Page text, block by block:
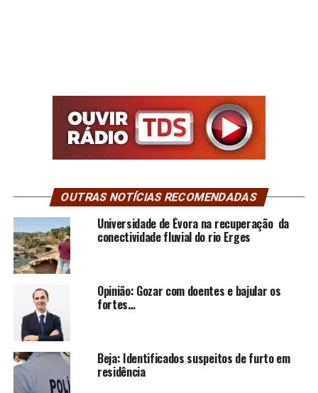
OUTRAS NOTÍCIAS RECOMENDADAS
Universidade de Évora na recuperação da
conectividade fluvial do rio Erges
Opinião: Gozar com doentes e bajular os
fortes…
Beja: Identificados suspeitos de furto em
residência